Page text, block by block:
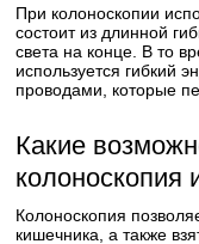
При колоноскопии
состоит из длинной
света на конце. В то
используется гибкий
проводами, которые
Какие
колоноскопия
Колоноскопия
кишечника, а также